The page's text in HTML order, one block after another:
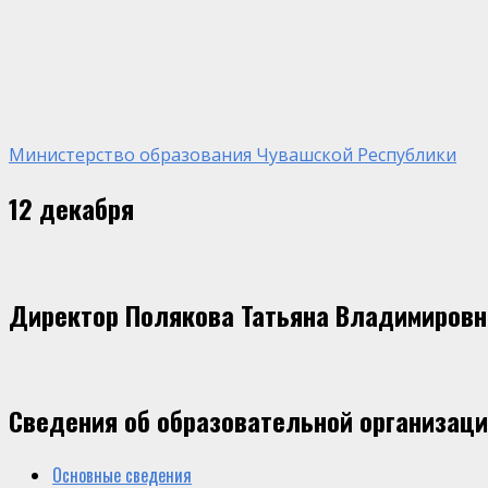
Министерство образования Чувашской Республики
12 декабря
Директор Полякова Татьяна
Сведения об образовательной
Основные сведения